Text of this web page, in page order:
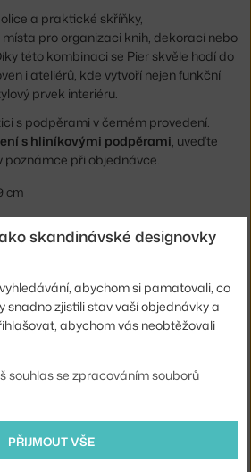
a praktické skříňky,
pro organizaci knih, dekorací nebo
této kombinaci se Pier skvěle hodí do
i ateliérů, kde vytvoří nejen funkční
prvek interiéru.
s podpěrami v černém provedení.
s hliníkovými podpěrami, uveďte
poznámce při objednávce.
cm
práškově lakovaná ocel
konfigurace
na
toPier Combination 123, black
skandinávské designovky
abychom si pamatovali, co
snadno zjistili stav vaší objednávky a
abychom vás neobtěžovali
souhlas se zpracováním souborů
PŘIJMOUT VŠE